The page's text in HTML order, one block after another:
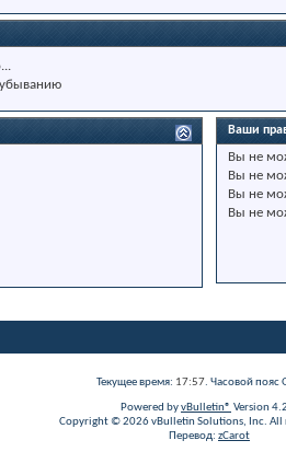
убыванию
Ваши
Вы не
Вы не
Вы не
Вы не
Текущее время: 17:57. Часовой пояс
Powered byvBulletin® Version
Copyright © 2026 vBulletin Solutions, Inc. All
Перевод: zCarot